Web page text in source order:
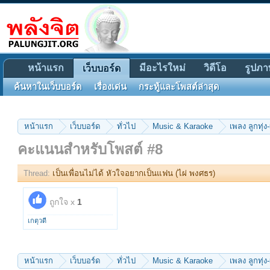
หน้าแรก เว็บบอร์ด ทั่วไป Music & Karaoke เพลง ลูกทุ่ง
คะแนนสำหรับโพสต์ #8
Thread: เป็นเพื่อนไม่ได้ หัวใจอยากเป็นแฟน (ไผ่ พงศธร)
ถูกใจ x 1
เกตุวดี
หน้าแรก เว็บบอร์ด ทั่วไป Music & Karaoke เพลง ลูกทุ่ง
หน้าแรก เว็บบอร์ด
ค้นหาในเว็บบอร์ด เรื่องเด่น กระทู้และโพสต์ล่าสุด
มีอะไรใหม่ วิดีโอ รูปภ